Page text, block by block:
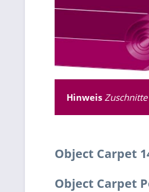
Hinweis Zuschnitte
Object Carpet
Object Carpet